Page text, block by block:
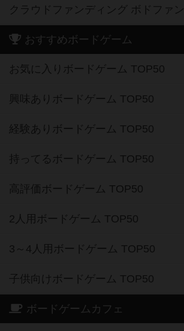
クラウドファンディング ボドファン
おすすめボードゲーム
お気に入りボードゲーム TOP50
興味ありボードゲーム TOP50
経験ありボードゲーム TOP50
持ってるボードゲーム TOP50
高評価ボードゲーム TOP50
2人用ボードゲーム TOP50
3～4人用ボードゲーム TOP50
子供向けボードゲーム TOP50
ボードゲームカフェ